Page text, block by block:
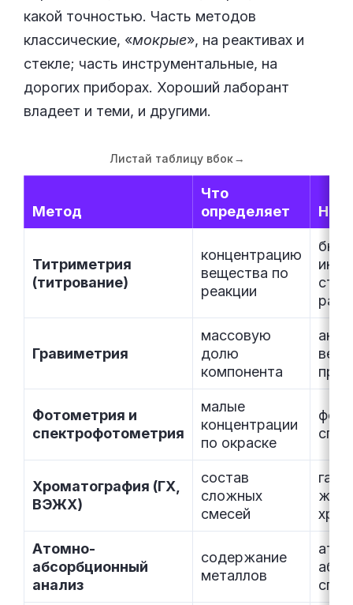
какой точностью. Часть методов
классические, «мокрые», на реактивах и
стекле; часть инструментальные, на
дорогих приборах. Хороший лаборант
владеет и теми, и другими.
Листай таблицу вбок →
Метод
Что
определяет
На
Титриметрия
(титрование)
концентрацию
вещества по
реакции
Гравиметрия
массовую
долю
компонента
Фотометрия и
спектрофотометрия
малые
концентрации
по окраске
Хроматография (ГХ,
ВЭЖХ)
состав
сложных
смесей
Атомно-
абсорбционный
анализ
содержание
металлов